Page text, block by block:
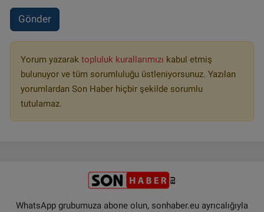
Gönder
Yorum yazarak topluluk kurallarımızı kabul etmiş
bulunuyor ve tüm sorumluluğu üstleniyorsunuz. Yazılan
yorumlardan Son Haber hiçbir şekilde sorumlu
tutulamaz.
WhatsApp grubumuza abone olun, sonhaber.eu ayrıcalığıyla